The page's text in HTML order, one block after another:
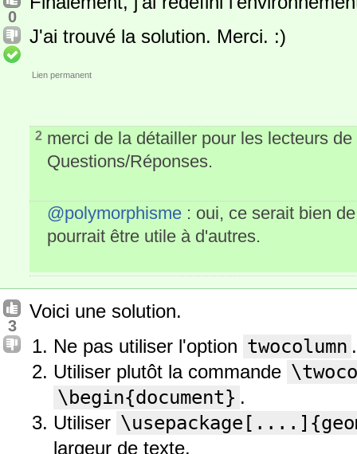
0
J'ai trouvé la solution. Merci. :)
Lien permanent
2 merci de la détailler pour les lecteurs
Questions/Réponses.
@polymorphisme : oui, ce serait bien
pourrait être utile à d'autres.
3
Voici une solution.
Ne pas utiliser l'option twocolumn .
Utiliser plutôt la commande
\begin{document} .
Utiliser
largeur de texte.